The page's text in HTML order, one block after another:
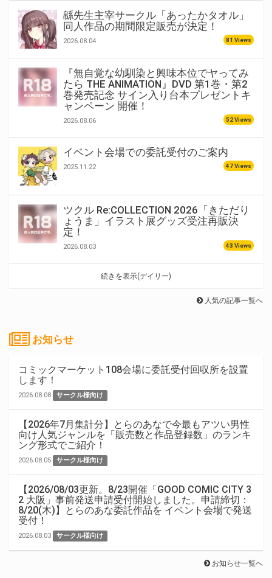
緜先生主宰サークル「あったかタオル」
同人作品の期間限定販売が決定！
2026.08.04 81 Views
『無自覚な幼馴染と興味本位でヤってみ
たら THE ANIMATION』DVD 第1巻・第2
巻発売記念 サイン入り台本プレゼントキ
ャンペーン 開催！
2026.08.06 52 Views
イベント会場での委託受付のご案内
2025.11.22 47 Views
ツクル Re:COLLECTION 2026「きただり
ょうま」イラスト展グッズ受注再販決
定！
2026.08.03 43 Views
続きを表示(デイリー)
人気の記事一覧へ
お知らせ
コミックマーケット108会場に委託受付回収所を設置
します！
2026.08.08 サークル様向け
【2026年7月集計分】とらのあなで今最もアツい男性
向け人気ジャンルを「販売数と作品登録数」のランキ
ング形式でご紹介！
2026.08.05 サークル様向け
【2026/08/03更新。8/23開催「GOOD COMIC CITY 3
2 大阪」事前発送申請受付開始しました。申請締切：
8/20(木)】とらのあな委託作品を イベント会場で発送
受付！
2026.08.03 サークル様向け
お知らせ一覧へ